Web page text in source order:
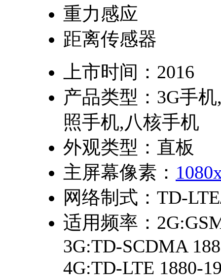
重力感应
距离传感器
上市时间： 2016
产品类型： 3G手
照手机,八核手机
外观类型： 直板
主屏幕像素：
网络制式： TD-
适用频率：
3G:TD-SCDMA
4G:TD-LTE 1880-